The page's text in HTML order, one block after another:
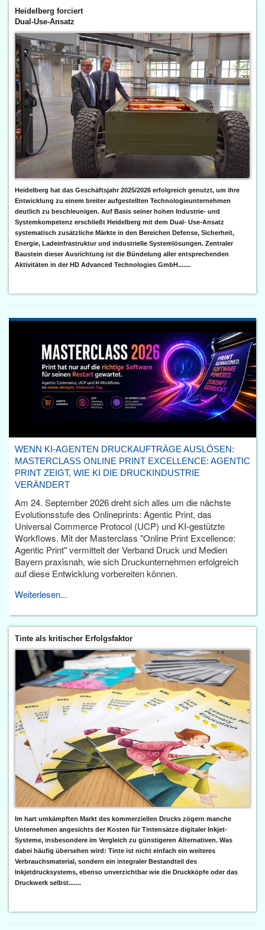
Heidelberg forciert
Dual-Use-Ansatz
Heidelberg hat das Geschäftsjahr 2025/2026 erfolgreich genutzt, um ihre
Entwicklung zu einem breiter aufgestellten Technologieunternehmen
deutlich zu beschleunigen. Auf Basis seiner hohen Industrie- und
Systemkompetenz erschließt Heidelberg mit dem Dual- Use-Ansatz
systematisch zusätzliche Märkte in den Bereichen Defense, Sicherheit,
Energie, Ladeinfrastruktur und industrielle Systemlösungen. Zentraler
Baustein dieser Ausrichtung ist die Bündelung aller entsprechenden
Aktivitäten in der HD Advanced Technologies GmbH.......
WENN KI-AGENTEN DRUCKAUFTRÄGE AUSLÖSEN:
MASTERCLASS ONLINE PRINT EXCELLENCE: AGENTIC
PRINT ZEIGT, WIE KI DIE DRUCKINDUSTRIE
VERÄNDERT
Am 24. September 2026 dreht sich alles um die nächste
Evolutionsstufe des Onlineprints: Agentic Print, das
Universal Commerce Protocol (UCP) und KI-gestützte
Workflows. Mit der Masterclass "Online Print Excellence:
Agentic Print" vermittelt der Verband Druck und Medien
Bayern praxisnah, wie sich Druckunternehmen erfolgreich
auf diese Entwicklung vorbereiten können.
Weiterlesen...
Tinte als kritischer Erfolgsfaktor
Im hart umkämpften Markt des kommerziellen Drucks zögern manche
Unternehmen angesichts der Kosten für Tintensätze digitaler Inkjet-
Systeme, insbesondere im Vergleich zu günstigeren Alternativen. Was
dabei häufig übersehen wird: Tinte ist nicht einfach ein weiteres
Verbrauchsmaterial, sondern ein integraler Bestandteil des
Inkjetdrucksystems, ebenso unverzichtbar wie die Druckköpfe oder das
Druckwerk selbst.......